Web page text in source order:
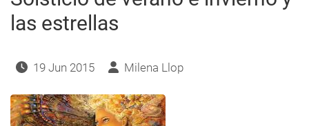
las estrellas
19 Jun 2015 Milena Llop